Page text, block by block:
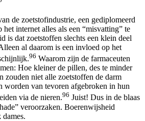
de zoetstofindustrie, een gediplomeerd
internet alles als een “misvatting” te
is dat zoetstoffen slechts een klein deel
al daarom is een invloed op het
96 Waarom zijn de farmaceuten
Hoe kleiner de pillen, des te minder
zouden niet alle zoetstoffen de darm
worden van tevoren afgebroken in hun
via de nieren.96 Juist! Dus in de blaas
veroorzaken. Boerenwijsheid